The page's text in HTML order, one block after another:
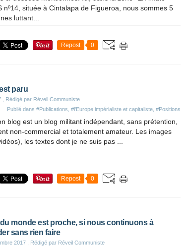
nº14, située à Cintalapa de Figueroa, nous sommes 5
luttant...
Repost 0
paru
, Rédigé par Réveil Communiste
Publié dans #Publications #l'Europe impérialiste et capitaliste #Positions
blog est un blog militant indépendant, sans prétention,
non-commercial et totalement amateur. Les images
les textes dont je ne suis pas ...
Repost 0
du monde est proche, si nous continuons à
sans rien faire
2017 , Rédigé par Réveil Communiste